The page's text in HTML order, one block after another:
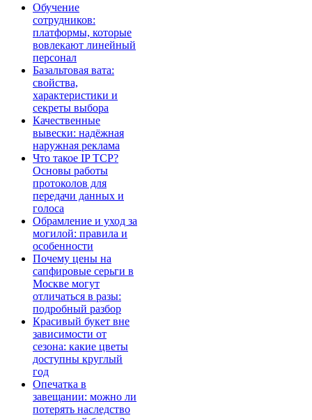
Обучение
сотрудников:
платформы, которые
вовлекают линейный
персонал
Базальтовая вата:
свойства,
характеристики и
секреты выбора
Качественные
вывески: надёжная
наружная реклама
Что такое IP TCP?
Основы работы
протоколов для
передачи данных и
голоса
Обрамление и уход за
могилой: правила и
особенности
Почему цены на
сапфировые серьги в
Москве могут
отличаться в разы:
подробный разбор
Красивый букет вне
зависимости от
сезона: какие цветы
доступны круглый
год
Опечатка в
завещании: можно ли
потерять наследство